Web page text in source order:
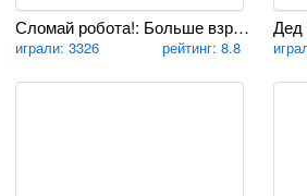
Сломай робота!: Больше взрывов
играли: 3326 рейтинг: 8.8
Дед